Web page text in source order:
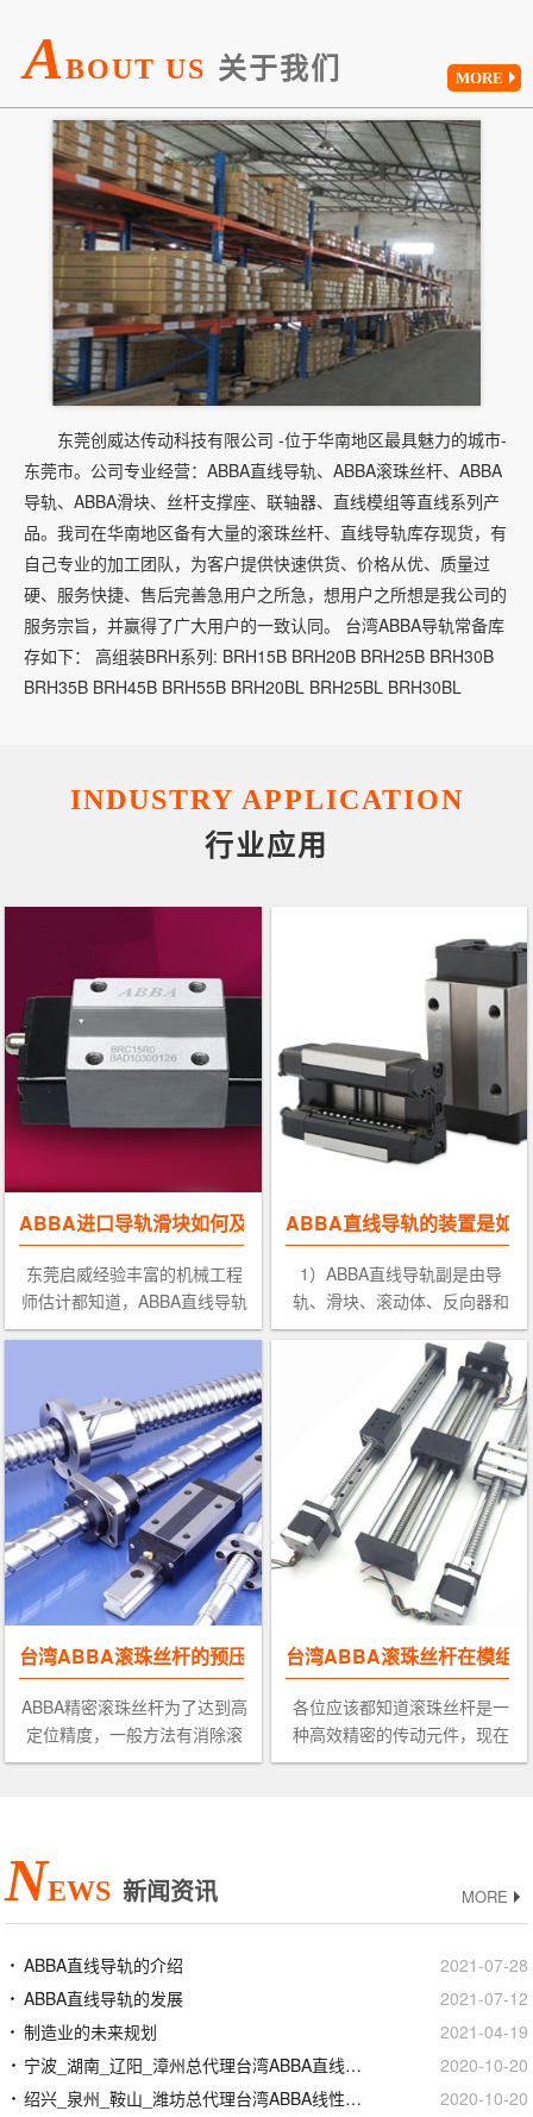
ABOUT US 关于我们 MORE
东莞创威达传动科技有限公司 -位于华南地区最具魅力的城市-
东莞市。公司专业经营：ABBA直线导轨、ABBA滚珠丝杆、ABBA
导轨、ABBA滑块、丝杆支撑座、联轴器、直线模组等直线系列产
品。我司在华南地区备有大量的滚珠丝杆、直线导轨库存现货，有
自己专业的加工团队，为客户提供快速供货、价格从优、质量过
硬、服务快捷、售后完善急用户之所急，想用户之所想是我公司的
服务宗旨，并赢得了广大用户的一致认同。 台湾ABBA导轨常备库
存如下： 高组装BRH系列: BRH15B BRH20B BRH25B BRH30B
BRH35B BRH45B BRH55B BRH20BL BRH25BL BRH30BL
BRH25C BRH30C BRH20CL BRH25CL BRH30CL 低组装BRS系
列: BRS15B BRS20B BRS25B BRS30B BRS35B BRS45B
BRS25BL BRS30BL BRS35BL BRS45BL BRS55BL BRS20AS
BRS25A BRS25AS BRS20CS BRS25C BRS25CS BRX15B
BRX20B BRX25B BRX30B BRX35B BRX45B ABBA滚珠丝杆常备
库存如下： SFU1605 SFU1610 SFU2005 SFU2510 SFU3205
SFU3210 SFU4005 SFU4010 SFU
INDUSTRY APPLICATION
行业应用
ABBA进口导轨滑块如何及时检查和判断
东莞启威经验丰富的机械工程
师估计都知道，ABBA直线导轨
在各大器械中是尤其关键的一
机则无法运行，但是在我们的
设备运行当中有很多的原因造
成我们导
ABBA直线导轨的装置是如
1）ABBA直线导轨副是由导
轨、滑块、滚动体、反向器和
坚持器等组成，能以导轨和滑
块的钢球滚动来代替直接滑动
接触，并且滚动体能借助反向
器在滑块和滚道内实现循环，
其具有动静
台湾ABBA滚珠丝杆的预压与效果
ABBA精密滚珠丝杆为了达到高
定位精度，一般方法有消除滚
珠丝杆的间隙到零，另一个方
台湾ABBA滚珠丝杆在模组
各位应该都知道滚珠丝杆是一
种高效精密的传动元件，现在
很多的工业、自动化产业都可
NEWS 新闻资讯 MORE
ABBA直线导轨的介绍
2021-07-28
ABBA直线导轨的发展
2021-07-12
制造业的未来规划
2021-04-19
宁波_湖南_辽阳_漳州总代理台湾ABBA直线导轨滑块
2020-10-20
绍兴_泉州_鞍山_潍坊总代理台湾ABBA线性滑轨滑块
2020-10-20